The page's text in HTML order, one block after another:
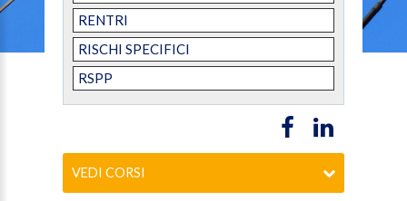
RENTRI
RISCHI SPECIFICI
RSPP
VEDI CORSI